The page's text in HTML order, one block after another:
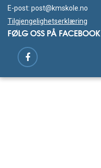
E-post: post@kmskole.no
Tilgjengelighetserklæring
FØLG OSS PÅ FACEBOOK